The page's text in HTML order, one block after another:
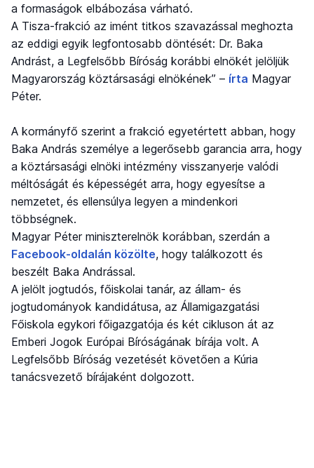
a formaságok elbábozása várható.
A Tisza-frakció az imént titkos szavazással meghozta
az eddigi egyik legfontosabb döntését: Dr. Baka
Andrást, a Legfelsőbb Bíróság korábbi elnökét jelöljük
Magyarország köztársasági elnökének” – írta Magyar
Péter.
A kormányfő szerint a frakció egyetértett abban, hogy
Baka András személye a legerősebb garancia arra, hogy
a köztársasági elnöki intézmény visszanyerje valódi
méltóságát és képességét arra, hogy egyesítse a
nemzetet, és ellensúlya legyen a mindenkori
többségnek.
Magyar Péter miniszterelnök korábban, szerdán a
Facebook-oldalán közölte, hogy találkozott és
beszélt Baka Andrással.
A jelölt jogtudós, főiskolai tanár, az állam- és
jogtudományok kandidátusa, az Államigazgatási
Főiskola egykori főigazgatója és két cikluson át az
Emberi Jogok Európai Bíróságának bírája volt. A
Legfelsőbb Bíróság vezetését követően a Kúria
tanácsvezető bírájaként dolgozott.